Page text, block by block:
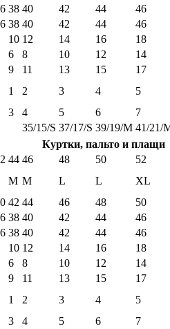
38 40 42 44
46
38 40 42 44
46
10 12 14 16
18
6 8 10 12
14
9 11 13 15
17
1 2 3 4
5
3 4 5 6
7
35/15/S 37/17/S 39/19/M 41/21/
Куртки, пальто и плащи
44 46 48 50
52
M M L L
XL
42 44 46 48
50
38 40 42 44
46
38 40 42 44
46
10 12 14 16
18
6 8 10 12
14
9 11 13 15
17
1 2 3 4
5
3 4 5 6
7